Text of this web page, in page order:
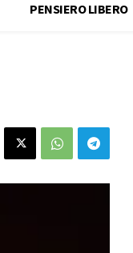
PENSIERO LIBERO